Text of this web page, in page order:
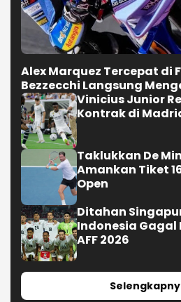
Alex Marquez Tercepat di
Bezzecchi Langsung
Vinicius Junior
Kontrak di
Taklukkan De
Amankan Tiket
Open
Ditahan
Indonesia Gagal
AFF 2026